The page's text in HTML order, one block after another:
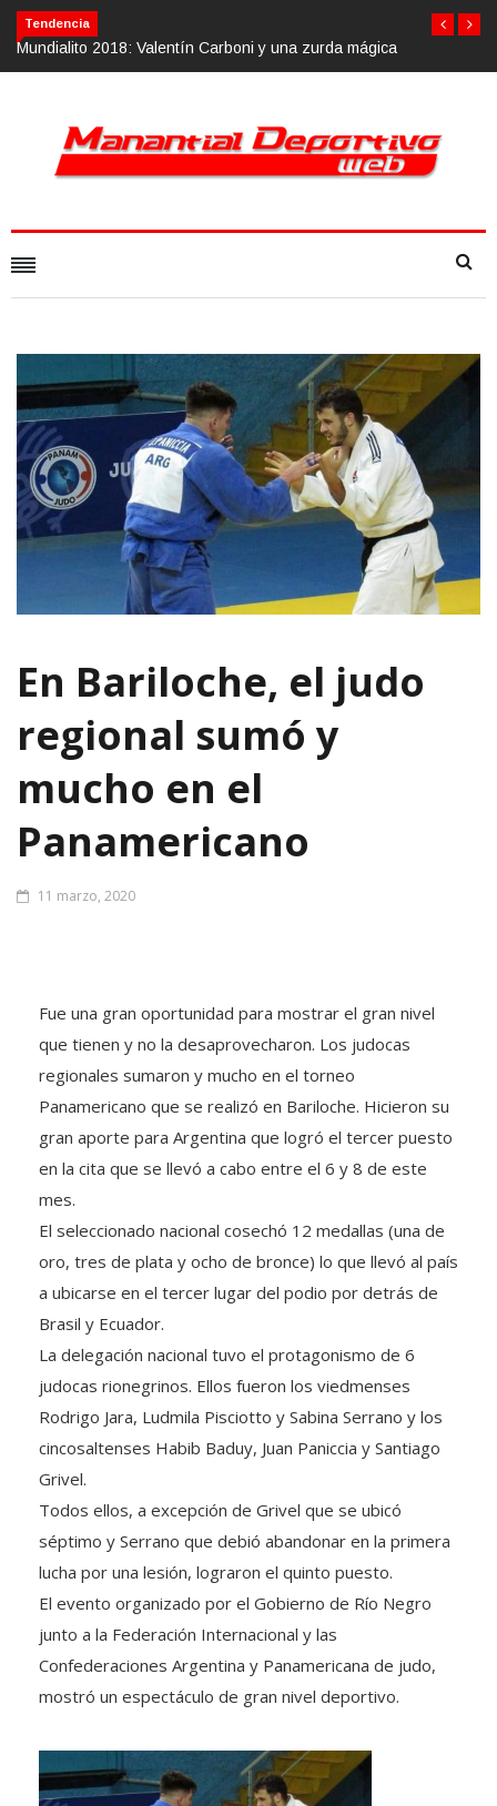
Tendencia
Carboni y una zurda mágicaCalvario Race 2018, 10 de noviembre
En Bariloche, el judo
regional sumó y
mucho en el
Panamericano
11 marzo, 2020
Fue una gran oportunidad para mostrar el gran nivel
que tienen y no la desaprovecharon. Los judocas
regionales sumaron y mucho en el torneo
Panamericano que se realizó en Bariloche. Hicieron su
gran aporte para Argentina que logró el tercer puesto
en la cita que se llevó a cabo entre el 6 y 8 de este
mes.
El seleccionado nacional cosechó 12 medallas (una de
oro, tres de plata y ocho de bronce) lo que llevó al país
a ubicarse en el tercer lugar del podio por detrás de
Brasil y Ecuador.
La delegación nacional tuvo el protagonismo de 6
judocas rionegrinos. Ellos fueron los viedmenses
Rodrigo Jara, Ludmila Pisciotto y Sabina Serrano y los
cincosaltenses Habib Baduy, Juan Paniccia y Santiago
Grivel.
Todos ellos, a excepción de Grivel que se ubicó
séptimo y Serrano que debió abandonar en la primera
lucha por una lesión, lograron el quinto puesto.
El evento organizado por el Gobierno de Río Negro
junto a la Federación Internacional y las
Confederaciones Argentina y Panamericana de judo,
mostró un espectáculo de gran nivel deportivo.